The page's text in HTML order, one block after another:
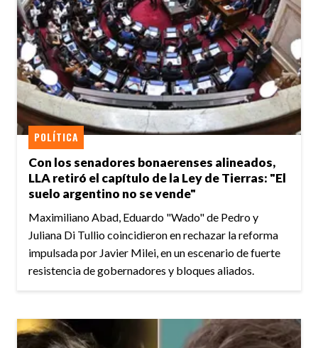
Con los senadores bonaerenses alineados,
LLA retiró el capítulo de la Ley de Tierras: "El
suelo argentino no se vende"
POLÍTICA
Maximiliano Abad, Eduardo "Wado" de Pedro y
Juliana Di Tullio coincidieron en rechazar la reforma
impulsada por Javier Milei, en un escenario de fuerte
resistencia de gobernadores y bloques aliados.